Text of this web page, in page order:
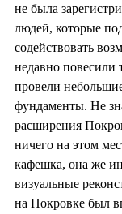
не была
людей, которые
содействовать
недавно повесили
провели
фундаменты. Не
расширения
ничего на этом
кафешка, она же
визуальные
на Покровке был